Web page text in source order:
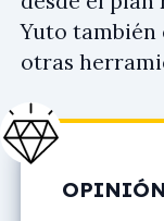
Yuto también
otras